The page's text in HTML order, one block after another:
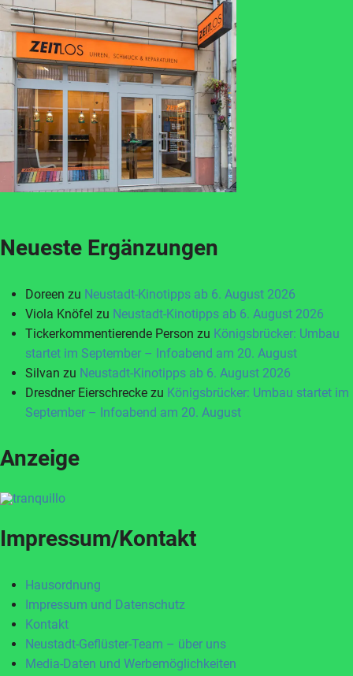
Neueste Ergänzungen
Doreen zu Neustadt-Kinotipps ab 6. August 2026
Viola Knöfel zu Neustadt-Kinotipps ab 6. August 2026
Tickerkommentierende Person zu Königsbrücker: Umbau
startet im September – Infoabend am 20. August
Silvan zu Neustadt-Kinotipps ab 6. August 2026
Dresdner Eierschrecke zu Königsbrücker: Umbau startet im
September – Infoabend am 20. August
Anzeige
Impressum/Kontakt
Hausordnung
Impressum und Datenschutz
Kontakt
Neustadt-Geflüster-Team – über uns
Media-Daten und Werbemöglichkeiten